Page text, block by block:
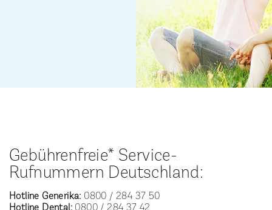
Gebührenfreie* Service-
Rufnummern Deutschland:
Hotline Generika: 0800 / 284 37 50
Hotline Dental: 0800 / 284 37 42